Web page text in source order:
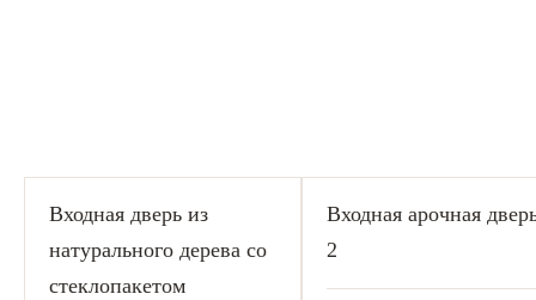
Входная дверь из
натурального дерева со
стеклопакетом
Входная арочная
2